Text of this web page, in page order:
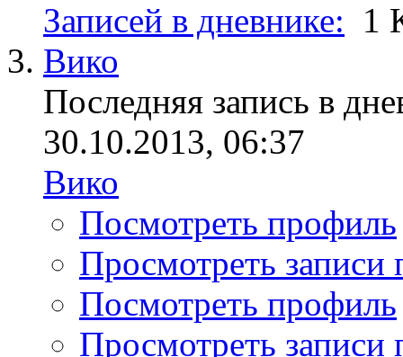
Записей в дневнике: 1
Вико
Последняя запись в
30.10.2013, 06:37
Вико
Посмотреть профиль
Просмотреть записи
Посмотреть профиль
Просмотреть записи